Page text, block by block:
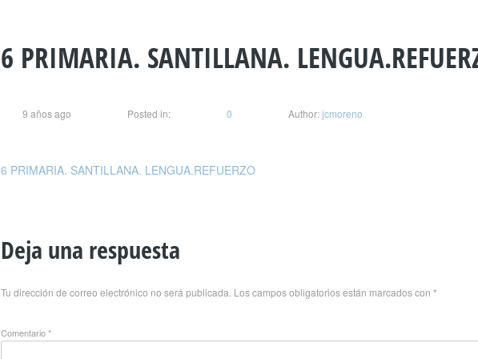
6 PRIMARIA. SANTILLANA.
9 años ago Posted in: 0 Author:jcmoreno
6 PRIMARIA. SANTILLANA. LENGUA.REFUERZO
Deja una respuesta
Tu dirección de correo electrónico no será publicada. Los campos obligatorios están marcados con *
Comentario*